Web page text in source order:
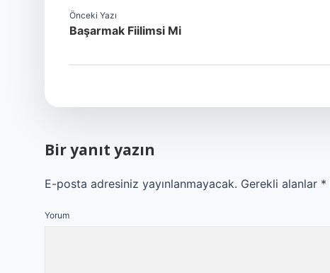
Önceki Yazı
Başarmak Fiilimsi Mi
Bir yanıt yazın
E-posta adresiniz yayınlanmayacak. Gerekli alanlar *
Yorum